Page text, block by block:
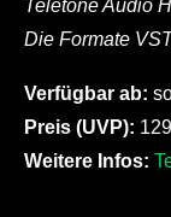
Teletone Audio
Die Formate
Verfügbar ab:
Preis (UVP):
Weitere Infos: